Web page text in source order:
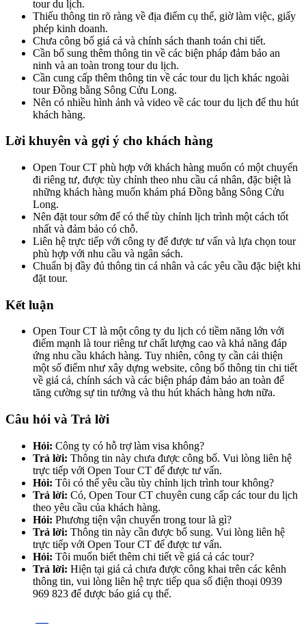
tour du lịch.
Thiếu thông tin rõ ràng về địa điểm cụ thể, giờ làm việc, giấy
phép kinh doanh.
Chưa công bố giá cả và chính sách thanh toán chi tiết.
Cần bổ sung thêm thông tin về các biện pháp đảm bảo an
ninh và an toàn trong tour du lịch.
Cần cung cấp thêm thông tin về các tour du lịch khác ngoài
tour Đồng bằng Sông Cửu Long.
Nên có nhiều hình ảnh và video về các tour du lịch để thu hút
khách hàng.
Lời khuyên và gợi ý cho khách hàng
Open Tour CT phù hợp với khách hàng muốn có một chuyến
đi riêng tư, được tùy chỉnh theo nhu cầu cá nhân, đặc biệt là
những khách hàng muốn khám phá Đồng bằng Sông Cửu
Long.
Nên đặt tour sớm để có thể tùy chỉnh lịch trình một cách tốt
nhất và đảm bảo có chỗ.
Liên hệ trực tiếp với công ty để được tư vấn và lựa chọn tour
phù hợp với nhu cầu và ngân sách.
Chuẩn bị đầy đủ thông tin cá nhân và các yêu cầu đặc biệt khi
đặt tour.
Kết luận
Open Tour CT là một công ty du lịch có tiềm năng lớn với
điểm mạnh là tour riêng tư chất lượng cao và khả năng đáp
ứng nhu cầu khách hàng. Tuy nhiên, công ty cần cải thiện
một số điểm như xây dựng website, công bố thông tin chi tiết
về giá cả, chính sách và các biện pháp đảm bảo an toàn để
tăng cường sự tin tưởng và thu hút khách hàng hơn nữa.
Câu hỏi và Trả lời
Hỏi: Công ty có hỗ trợ làm visa không?
Trả lời: Thông tin này chưa được công bố. Vui lòng liên hệ
trực tiếp với Open Tour CT để được tư vấn.
Hỏi: Tôi có thể yêu cầu tùy chỉnh lịch trình tour không?
Trả lời: Có, Open Tour CT chuyên cung cấp các tour du lịch
theo yêu cầu của khách hàng.
Hỏi: Phương tiện vận chuyển trong tour là gì?
Trả lời: Thông tin này cần được bổ sung. Vui lòng liên hệ
trực tiếp với Open Tour CT để được tư vấn.
Hỏi: Tôi muốn biết thêm chi tiết về giá cả các tour?
Trả lời: Hiện tại giá cả chưa được công khai trên các kênh
thông tin, vui lòng liên hệ trực tiếp qua số điện thoại 0939
969 823 để được báo giá cụ thể.